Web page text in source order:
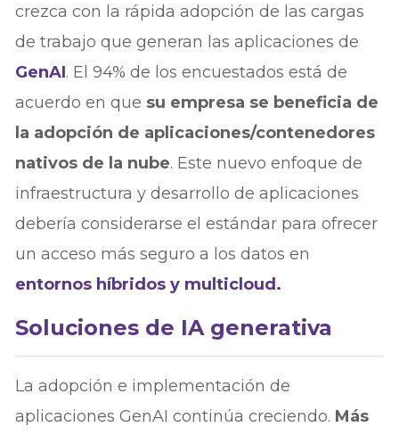
crezca con la rápida adopción de las cargas
de trabajo que generan las aplicaciones de
GenAI. El 94% de los encuestados está de
acuerdo en que su empresa se beneficia de
la adopción de aplicaciones/contenedores
nativos de la nube. Este nuevo enfoque de
infraestructura y desarrollo de aplicaciones
debería considerarse el estándar para ofrecer
un acceso más seguro a los datos en
entornos híbridos y multicloud.
Soluciones de IA generativa
La adopción e implementación de
aplicaciones GenAI continúa creciendo. Más